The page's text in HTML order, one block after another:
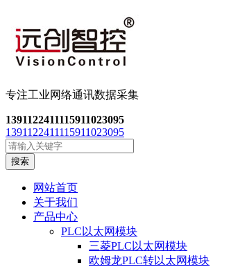
专注工业网络通讯数据采集
1391122411115911023095
1391122411115911023095
搜索
网站首页
关于我们
产品中心
PLC以太网模块
三菱PLC以太网模块
欧姆龙PLC转以太网模块